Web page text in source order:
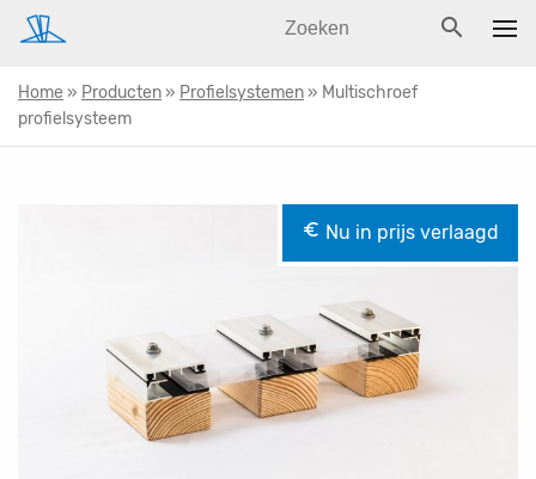
Home
Over ons
Advies & info
Veelgestelde vragen
search
Home » Producten» Profielsystemen» Multischroef
profielsysteem
euro_symbol Nu in prijs verlaagd